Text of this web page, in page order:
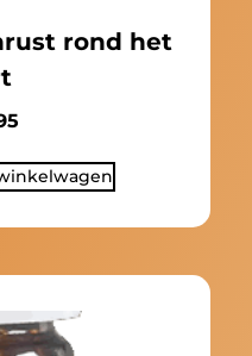
rond het